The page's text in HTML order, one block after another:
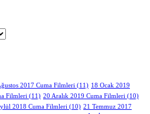
2017 Cuma Filmleri (11) 18 Ocak 2019
Filmleri (11) 20 Aralık 2019 Cuma Filmleri (10)
2018 Cuma Filmleri (10) 21 Temmuz 2017